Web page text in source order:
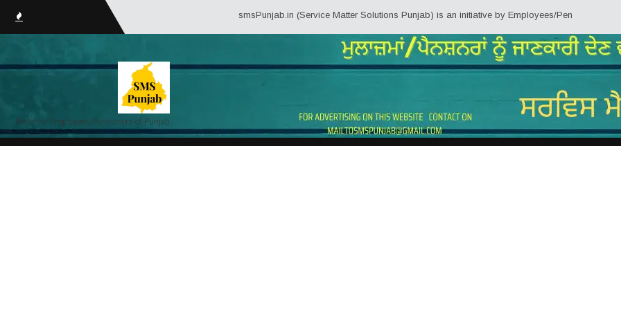
smsPunjab.in (Service Matter Solutions Punjab) is an initiative by Employees/Pensioners of Punjab
Portal for Employees/Pensioners of Punjab